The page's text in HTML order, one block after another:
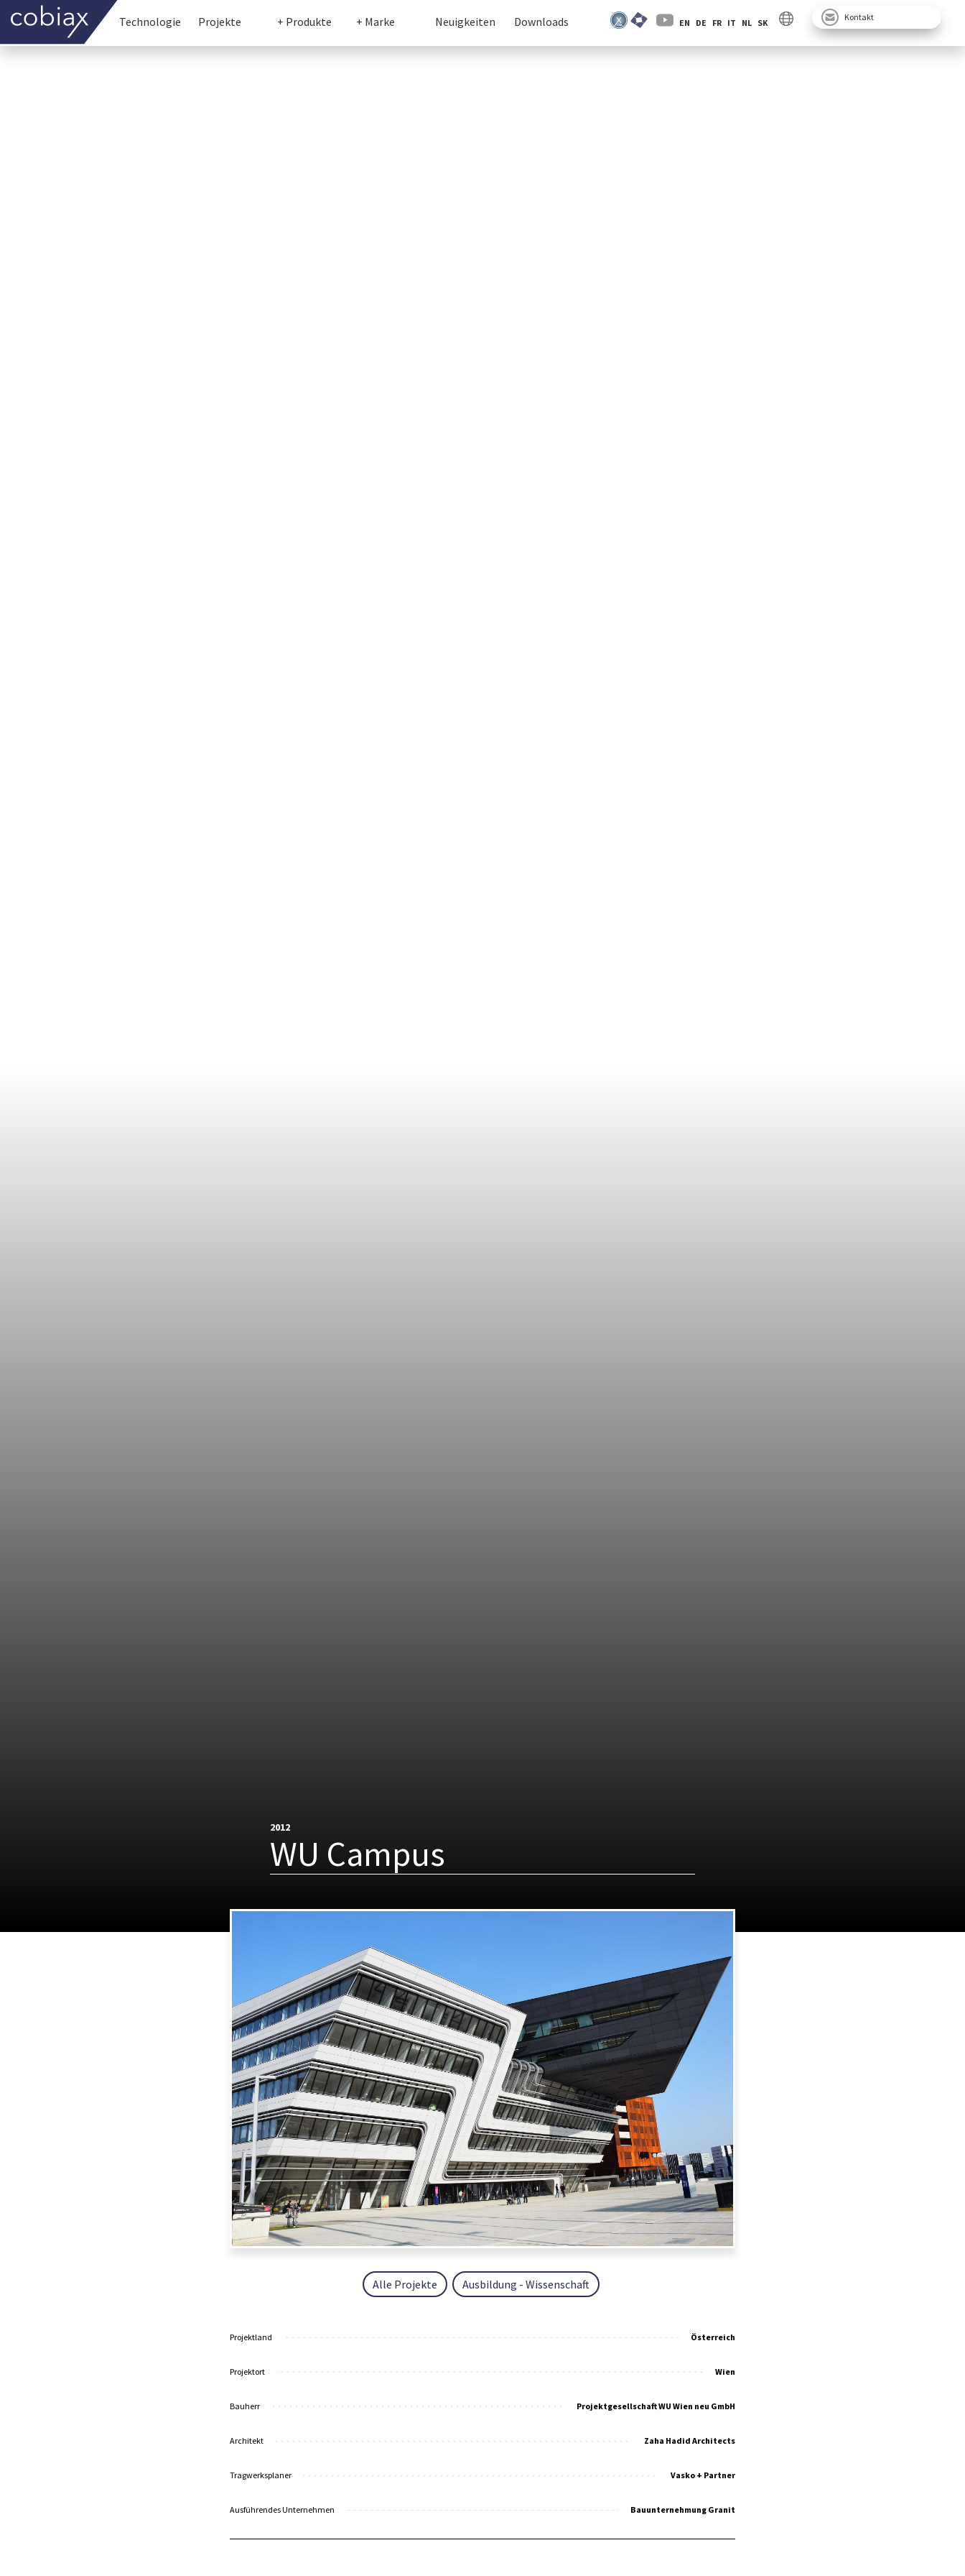
Technologie Projekte + Produkte + Marke Neuigkeiten Downloads EN DE FR IT NL SK
Kontakt
2012
WU Campus
Alle Projekte Ausbildung - Wissenschaft
Projektland Österreich
Projektort Wien
Bauherr Projektgesellschaft WU Wien neu GmbH
Architekt Zaha Hadid Architects
Tragwerksplaner Vasko + Partner
Ausführendes Unternehmen Bauunternehmung Granit